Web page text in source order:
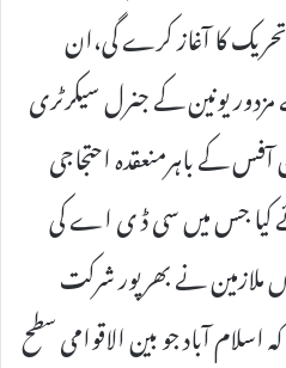
کا آغاز کرے گی،ان
یونین کے جنرل سیکرٹری
کے باہرمنعقدہ احتجاجی
جس میں سی ڈ ی اے کی
ملازمین نے بھرپور شرکت
آباد جو بین الاقوامی سطح